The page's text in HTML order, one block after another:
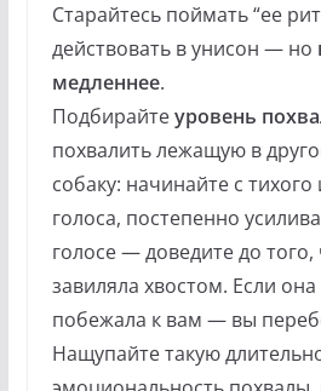
Старайтесь поймать “ее
действовать в унисон — но
медленнее.
Подбирайтеуровень
похвалить лежащую в
собаку: начинайте с
голоса, постепенно
голосе — доведите до
завиляла хвостом. Если
побежала к вам — вы
Нащупайте такую